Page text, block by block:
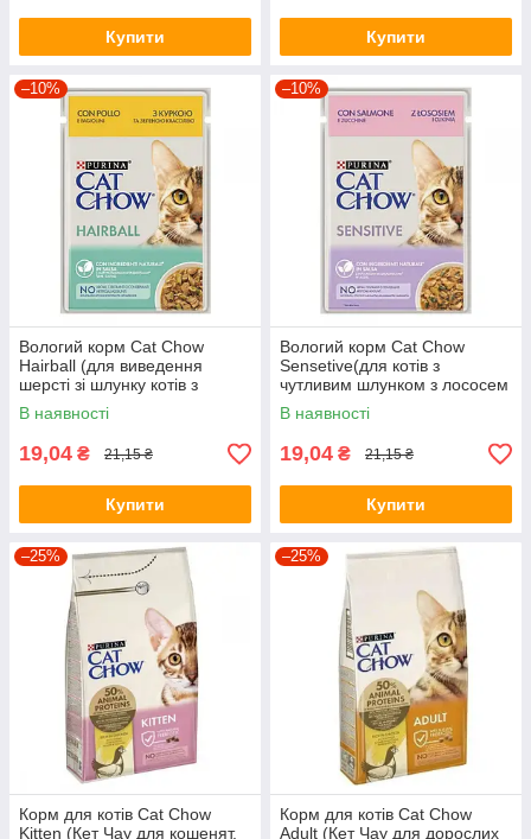
Купити Купити
–10%
Вологий корм Cat Chow
Hairball (для виведення
шерсті зі шлунку котів з
куркою та квасолею в
желе)85г
В наявності
19,04 ₴ 21,15 ₴
Купити
–10%
Вологий корм Cat Chow
Sensetive(для котів з
чутливим шлунком з лососем
та цукіні в желе) 85г
В наявності
19,04 ₴ 21,15 ₴
Купити
–25%
Корм для котів Cat Chow
Kitten (Кет Чау для кошенят,
–25%
Корм для котів Cat Chow
Adult (Кет Чау для дорослих